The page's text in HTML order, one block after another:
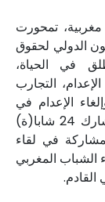
تمحورت
الدولي لحقوق
في الحياة،
التجارب
الإعدام في
القانون والممارسة (…)، اختار الشباب المشارك 24 شابا(ة)
في لقاء
المغربي
القادم.